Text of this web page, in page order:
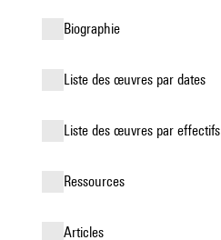
biographie
liste des œuvres par dates
liste des œuvres par effectifs
ressources
articles